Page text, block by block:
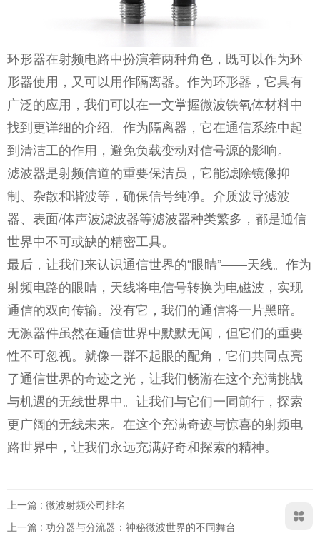
环形器在射频电路中扮演着两种角色，既可以作为环
形器使用，又可以用作隔离器。作为环形器，它具有
广泛的应用，我们可以在一文掌握微波铁氧体材料中
找到更详细的介绍。作为隔离器，它在通信系统中起
到清洁工的作用，避免负载变动对信号源的影响。
滤波器是射频信道的重要保洁员，它能滤除镜像抑
制、杂散和谐波等，确保信号纯净。介质波导滤波
器、表面/体声波滤波器等滤波器种类繁多，都是通信
世界中不可或缺的精密工具。
最后，让我们来认识通信世界的“眼睛”——天线。作为
射频电路的眼睛，天线将电信号转换为电磁波，实现
通信的双向传输。没有它，我们的通信将一片黑暗。
无源器件虽然在通信世界中默默无闻，但它们的重要
性不可忽视。就像一群不起眼的配角，它们共同点亮
了通信世界的奇迹之光，让我们畅游在这个充满挑战
与机遇的无线世界中。让我们与它们一同前行，探索
更广阔的无线未来。在这个充满奇迹与惊喜的射频电
路世界中，让我们永远充满好奇和探索的精神。
上一篇 : 微波射频公司排名
上一篇 : 功分器与分流器：神秘微波世界的不同舞台